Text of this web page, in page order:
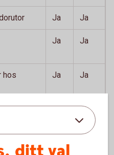
Ja Ja
Ja Ja
hos
Ja Ja
Ja Ja
tvist Ja Ja